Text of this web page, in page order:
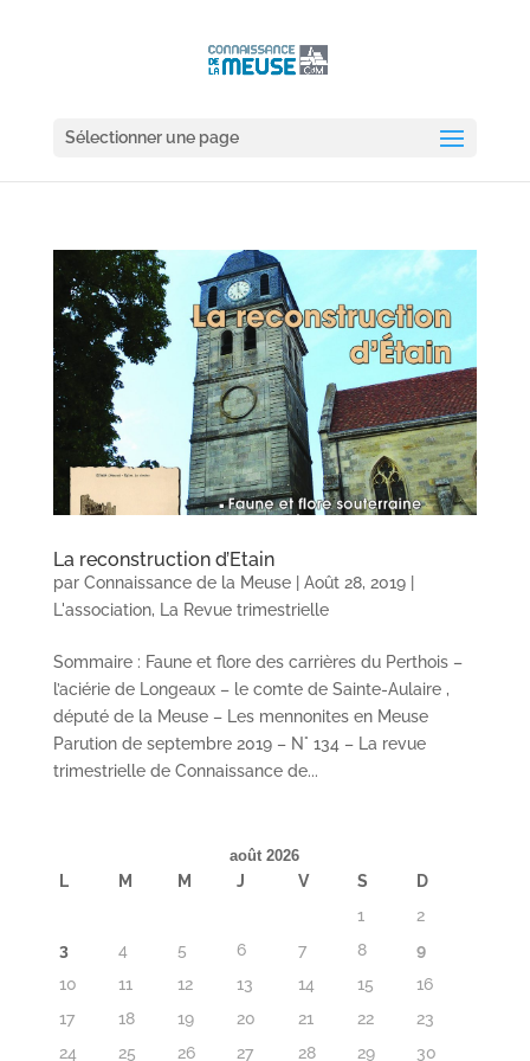
Sélectionner une page
La reconstruction d’Etain
par Connaissance de la Meuse| Août 28, 2019|
L'association, La Revue trimestrielle
Sommaire : Faune et flore des carrières du Perthois –
l’aciérie de Longeaux – le comte de Sainte-Aulaire ,
député de la Meuse – Les mennonites en Meuse
Parution de septembre 2019 – N° 134 – La revue
trimestrielle de Connaissance de...
août 2026
L M M J V S
D
1
2
3
4 5 6 7 8
9
10
11 12 13 14 15
16
17
18 19 20 21 22
23
24
25 26 27 28 29 30